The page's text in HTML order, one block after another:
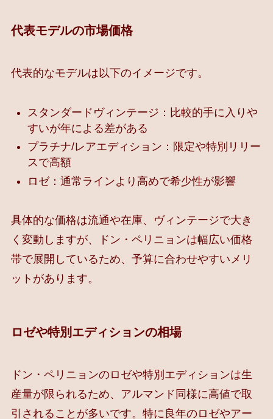
代表モデルの市場価格
代表的なモデルは以下のイメージです。
スタンダードヴィンテージ：比較的手に入りや
すいが年による差がある
プラチナ/レアエディション：限定や特別リリー
スで高額
ロゼ：通常ラインより高めで希少性が影響
具体的な価格は流通や在庫、ヴィンテージで大き
く変動しますが、ドン・ペリニョンは幅広い価格
帯で展開しているため、予算に合わせやすいメリ
ットがあります。
ロゼや特別エディションの相場
ドン・ペリニョンのロゼや特別エディションは生
産量が限られるため、アルマンド同様に高値で取
引されることが多いです。特に良年のロゼやアー